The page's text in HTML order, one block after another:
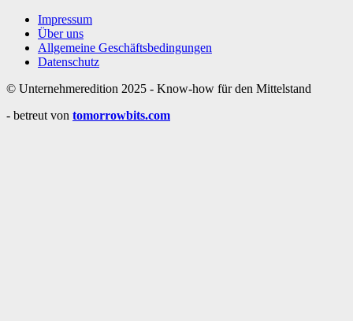
Impressum
Über uns
Allgemeine Geschäftsbedingungen
Datenschutz
© Unternehmeredition 2025 - Know-how für den Mittelstand
- betreut von tomorrowbits.com